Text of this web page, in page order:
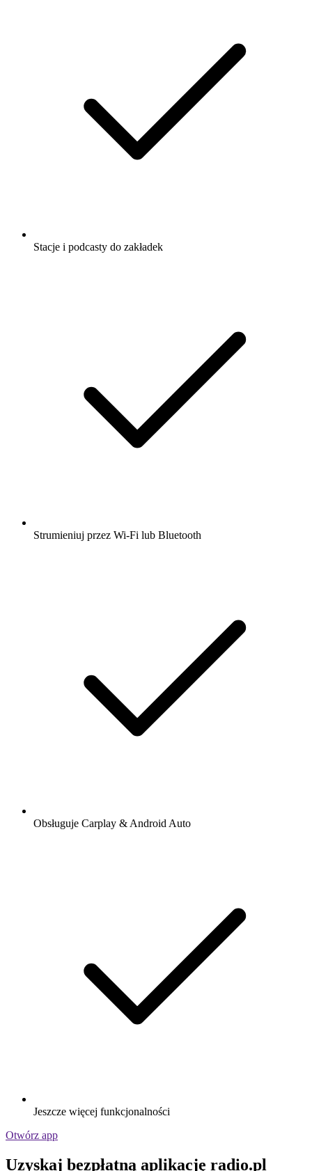
Stacje i podcasty do zakładek
Strumieniuj przez Wi-Fi lub Bluetooth
Obsługuje Carplay & Android Auto
Jeszcze więcej funkcjonalności
Otwórz app
Uzyskaj bezpłatną aplikację radio.pl